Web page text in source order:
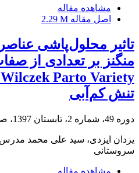
مشاهده مقاله
اصل مقاله 2.29 M
تاثیر محلول‌پاشی
تنش کم‌آبی
دوره 49، شماره 2، تابستان 1397، صفحه
یزدان ایزدی، سید علی محمد مدرس
سروستانی
مشاهده مقاله